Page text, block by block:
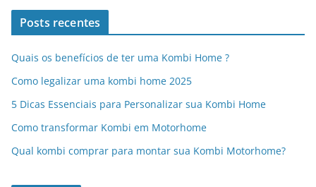
Posts recentes
Quais os benefícios de ter uma Kombi Home ?
Como legalizar uma kombi home 2025
5 Dicas Essenciais para Personalizar sua Kombi Home
Como transformar Kombi em Motorhome
Qual kombi comprar para montar sua Kombi Motorhome?